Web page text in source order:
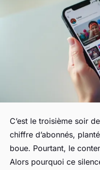
C’est le troisième soir
chiffre d’abonnés,
boue. Pourtant, le
Alors pourquoi ce